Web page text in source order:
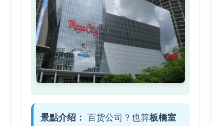
景點介绍： 百货公司？也算板橋室